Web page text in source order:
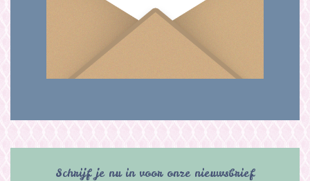
Schrijf je nu in voor onze nieuwsbrief